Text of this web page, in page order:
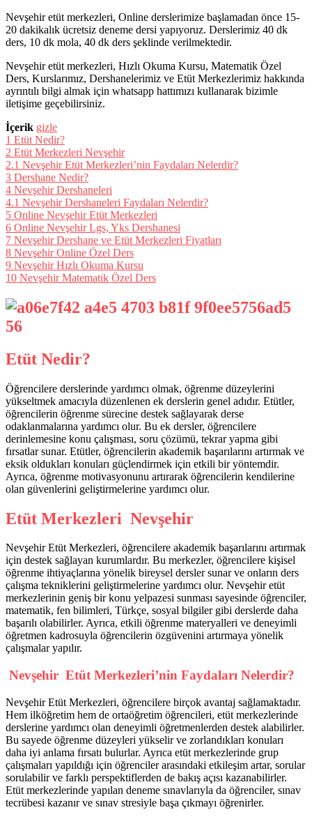
Nevşehir etüt merkezleri, Online derslerimize başlamadan önce 15-
20 dakikalık ücretsiz deneme dersi yapıyoruz. Derslerimiz 40 dk
ders, 10 dk mola, 40 dk ders şeklinde verilmektedir.
Nevşehir etüt merkezleri, Hızlı Okuma Kursu, Matematik Özel
Ders, Kurslarımız, Dershanelerimiz ve Etüt Merkezlerimiz hakkında
ayrıntılı bilgi almak için whatsapp hattımızı kullanarak bizimle
iletişime geçebilirsiniz.
İçerik gizle
1 Etüt Nedir?
2 Etüt Merkezleri Nevşehir
2.1 Nevşehir Etüt Merkezleri’nin Faydaları Nelerdir?
3 Dershane Nedir?
4 Nevşehir Dershaneleri
4.1 Nevşehir Dershaneleri Faydaları Nelerdir?
5 Online Nevşehir Etüt Merkezleri
6 Online Nevşehir Lgs, Yks Dershanesi
7 Nevşehir Dershane ve Etüt Merkezleri Fiyatları
8 Nevşehir Online Özel Ders
9 Nevşehir Hızlı Okuma Kursu
10 Nevşehir Matematik Özel Ders
Etüt Nedir?
Öğrencilere derslerinde yardımcı olmak, öğrenme düzeylerini
yükseltmek amacıyla düzenlenen ek derslerin genel adıdır. Etütler,
öğrencilerin öğrenme sürecine destek sağlayarak derse
odaklanmalarına yardımcı olur. Bu ek dersler, öğrencilere
derinlemesine konu çalışması, soru çözümü, tekrar yapma gibi
fırsatlar sunar. Etütler, öğrencilerin akademik başarılarını artırmak ve
eksik oldukları konuları güçlendirmek için etkili bir yöntemdir.
Ayrıca, öğrenme motivasyonunu artırarak öğrencilerin kendilerine
olan güvenlerini geliştirmelerine yardımcı olur.
Etüt Merkezleri Nevşehir
Nevşehir Etüt Merkezleri, öğrencilere akademik başarılarını artırmak
için destek sağlayan kurumlardır. Bu merkezler, öğrencilere kişisel
öğrenme ihtiyaçlarına yönelik bireysel dersler sunar ve onların ders
çalışma tekniklerini geliştirmelerine yardımcı olur. Nevşehir etüt
merkezlerinin geniş bir konu yelpazesi sunması sayesinde öğrenciler,
matematik, fen bilimleri, Türkçe, sosyal bilgiler gibi derslerde daha
başarılı olabilirler. Ayrıca, etkili öğrenme materyalleri ve deneyimli
öğretmen kadrosuyla öğrencilerin özgüvenini artırmaya yönelik
çalışmalar yapılır.
Nevşehir Etüt Merkezleri’nin Faydaları Nelerdir?
Nevşehir Etüt Merkezleri, öğrencilere birçok avantaj sağlamaktadır.
Hem ilköğretim hem de ortaöğretim öğrencileri, etüt merkezlerinde
derslerine yardımcı olan deneyimli öğretmenlerden destek alabilirler.
Bu sayede öğrenme düzeyleri yükselir ve zorlandıkları konuları
daha iyi anlama fırsatı bulurlar. Ayrıca etüt merkezlerinde grup
çalışmaları yapıldığı için öğrenciler arasındaki etkileşim artar, sorular
sorulabilir ve farklı perspektiflerden de bakış açısı kazanabilirler.
Etüt merkezlerinde yapılan deneme sınavlarıyla da öğrenciler, sınav
tecrübesi kazanır ve sınav stresiyle başa çıkmayı öğrenirler.